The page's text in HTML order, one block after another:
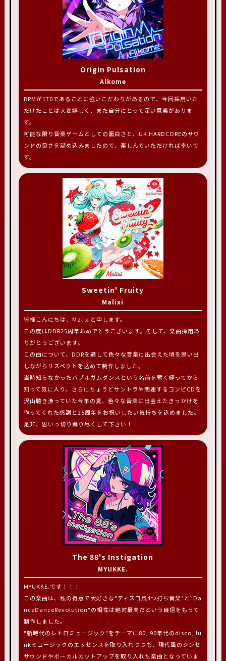
Origin Pulsation
Alkome
BPMが170であることに強いこだわりがあるので、今回採用いた
だけたことは大変嬉しく、また自分にとって深い意義がありま
す。
可能な限り音楽ゲームとしての面白さと、UK HARDCOREのサウ
ンドの良さを詰め込みましたので、楽しんでいただければ幸いで
す。
Sweetin' Fruity
Malixi
皆様こんにちは、Malixiと申します。
この度はDDR25周年おめでとうございます。そして、楽曲採用あ
りがとうございます。
この曲について、DDRを通して色々な音楽に出会えた頃を思い出
しながらリスペクトを込めて制作しました。
当時知らなかったバブルガムダンスという名前を暫く経ってから
知って気に入り、さらにちょうどサントラや関連するコンピCDを
沢山聴き漁っていた今年の夏、色々な音楽に出会えたきっかけを
作ってくれた感謝と25周年をお祝いしたい気持ちを込めました。
是非、思いっ切り踊り尽くして下さい！
The 88's Instigation
MYUKKE.
MYUKKE.です！！！
この楽曲は、私の得意で大好きな"ディスコ風4つ打ち音楽"と"Da
nceDanceRevolution"の相性は絶対最高だという自信をもって
制作しました。
"新時代のレトロミュージック"をテーマに80, 90年代のdisco, fu
nkミュージックのエッセンスを取り入れつつも、現代風のシンセ
サウンドやボーカルカットアップを取り入れた楽曲となっていま